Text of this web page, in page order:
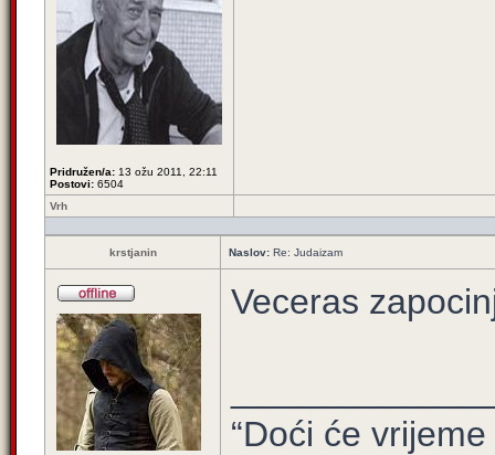
Pridružen/a: 13 ožu 2011, 22:11
Postovi: 6504
Vrh
krstjanin Naslov: Re: Judaizam
Veceras
“Doći će